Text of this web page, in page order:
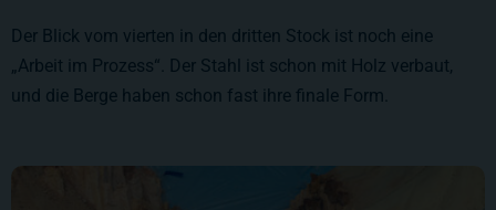
Der Blick vom vierten in den dritten Stock ist noch eine
„Arbeit im Prozess“. Der Stahl ist schon mit Holz verbaut,
und die Berge haben schon fast ihre finale Form.